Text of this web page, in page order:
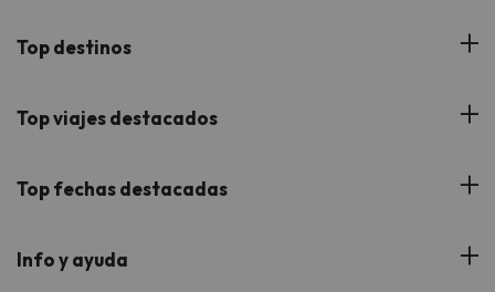
¿Quiénes somos?
Buscounchollo en los medios
Proveedores
Top destinos
Hoteles Andalucía
Hoteles Cataluña
Top viajes destacados
Viajes con Niños
Viajes de Novios
Top fechas destacadas
Verano
Info y ayuda